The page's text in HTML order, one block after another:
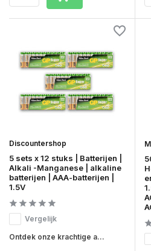
Discountershop
5 sets x 12 stuks | Batterijen |
Alkali -Manganese | alkaline
batterijen | AAA-batterijen |
1.5V
Vergelijk
Ontdek onze krachtige a...